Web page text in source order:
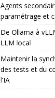
Agents
paramétrage et
De Ollama à
LLM local
Maintenir la
des tests et du
l'IA